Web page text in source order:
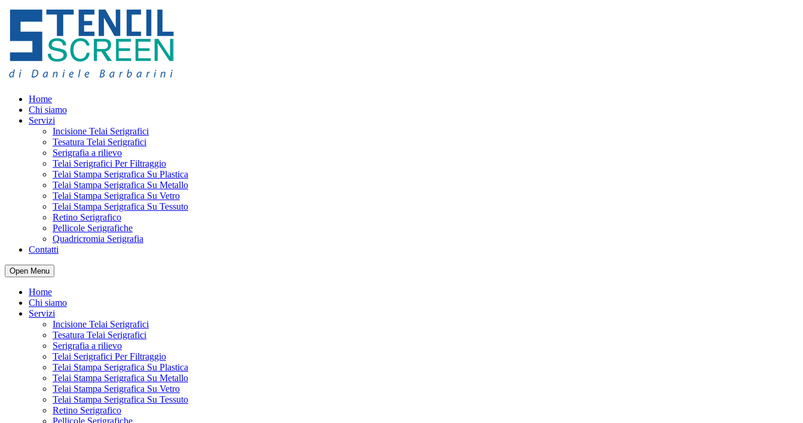
Home
Chi siamo
Servizi
Incisione Telai Serigrafici
Tesatura Telai Serigrafici
Serigrafia a rilievo
Telai Serigrafici Per Filtraggio
Telai Stampa Serigrafica Su Plastica
Telai Stampa Serigrafica Su Metallo
Telai Stampa Serigrafica Su Vetro
Telai Stampa Serigrafica Su Tessuto
Retino Serigrafico
Pellicole Serigrafiche
Quadricromia Serigrafia
Contatti
Open Menu
Home
Chi siamo
Servizi
Incisione Telai Serigrafici
Tesatura Telai Serigrafici
Serigrafia a rilievo
Telai Serigrafici Per Filtraggio
Telai Stampa Serigrafica Su Plastica
Telai Stampa Serigrafica Su Metallo
Telai Stampa Serigrafica Su Vetro
Telai Stampa Serigrafica Su Tessuto
Retino Serigrafico
Pellicole Serigrafiche